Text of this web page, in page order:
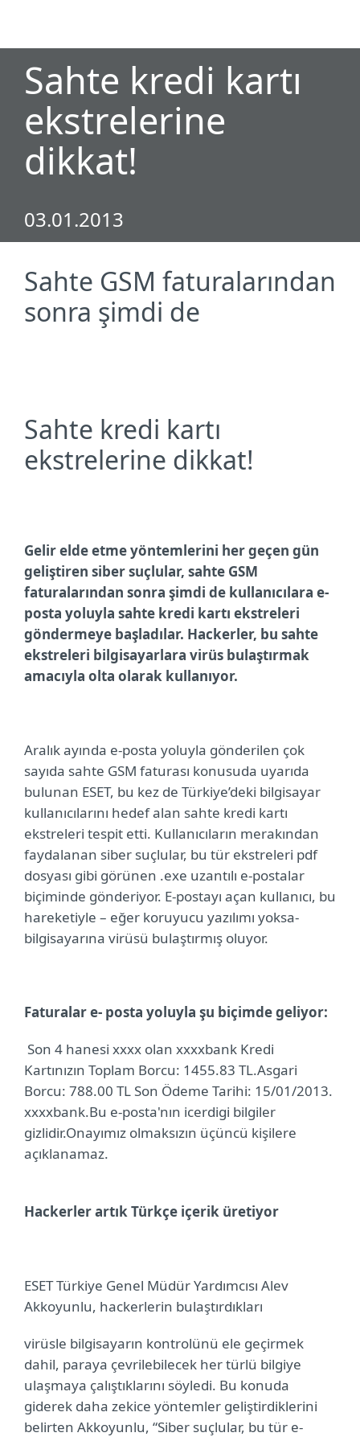
Sahte kredi kartı
ekstrelerine
dikkat!
03.01.2013
Sahte GSM faturalarından
sonra şimdi de
Sahte kredi kartı
ekstrelerine dikkat!
Gelir elde etme yöntemlerini her geçen gün
geliştiren siber suçlular, sahte GSM
faturalarından sonra şimdi de kullanıcılara e-
posta yoluyla sahte kredi kartı ekstreleri
göndermeye başladılar. Hackerler, bu sahte
ekstreleri bilgisayarlara virüs bulaştırmak
amacıyla olta olarak kullanıyor.
Aralık ayında e-posta yoluyla gönderilen çok
sayıda sahte GSM faturası konusuda uyarıda
bulunan ESET, bu kez de Türkiye’deki bilgisayar
kullanıcılarını hedef alan sahte kredi kartı
ekstreleri tespit etti. Kullanıcıların merakından
faydalanan siber suçlular, bu tür ekstreleri pdf
dosyası gibi görünen .exe uzantılı e-postalar
biçiminde gönderiyor. E-postayı açan kullanıcı, bu
hareketiyle – eğer koruyucu yazılımı yoksa-
bilgisayarına virüsü bulaştırmış oluyor.
Faturalar e- posta yoluyla şu biçimde geliyor:
Son 4 hanesi xxxx olan xxxxbank Kredi
Kartınızın Toplam Borcu: 1455.83 TL.Asgari
Borcu: 788.00 TL Son Ödeme Tarihi: 15/01/2013.
xxxxbank.Bu e-posta'nın icerdigi bilgiler
gizlidir.Onayımız olmaksızın üçüncü kişilere
açıklanamaz.
Hackerler artık Türkçe içerik üretiyor
ESET Türkiye Genel Müdür Yardımcısı Alev
Akkoyunlu, hackerlerin bulaştırdıkları
virüsle bilgisayarın kontrolünü ele geçirmek
dahil, paraya çevrilebilecek her türlü bilgiye
ulaşmaya çalıştıklarını söyledi. Bu konuda
giderek daha zekice yöntemler geliştirdiklerini
belirten Akkoyunlu, “Siber suçlular, bu tür e-